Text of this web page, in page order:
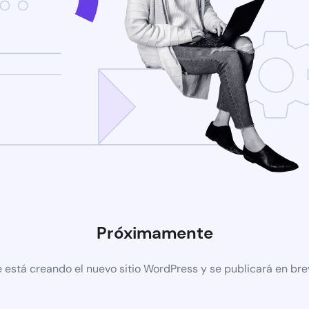
Próximamente
está creando el nuevo sitio WordPress y se publicará en